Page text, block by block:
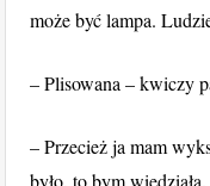
może być lampa.
– Plisowana – kwiczy
– Przecież ja mam
było, to bym wiedziała.